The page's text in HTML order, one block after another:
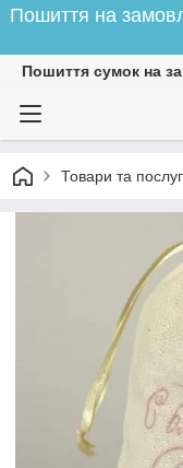
Пошиття на
Пошиття сумок на
Товари та